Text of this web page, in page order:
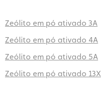
Zeólito em pó ativado 3A
Zeólito em pó ativado 4A
Zeólito em pó ativado 5A
Zeólito em pó ativado 13X